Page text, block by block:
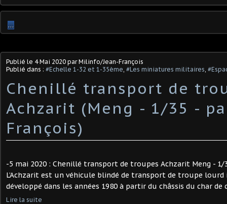
…
Publié le 4 Mai 2020 par Milinfo/Jean-François
Publié dans : #Echelle 1-32 et 1-35ème, #Les miniatures militaires,
Chenillé transport de
Achzarit (Meng - 1/35 -
François)
-5 mai 2020 : Chenillé transport de troupes Achzarit Meng - 1/
L’Achzarit est un véhicule blindé de transport de troupe lourd
développé dans les années 1980 à partir du châssis du char de
Lire la suite